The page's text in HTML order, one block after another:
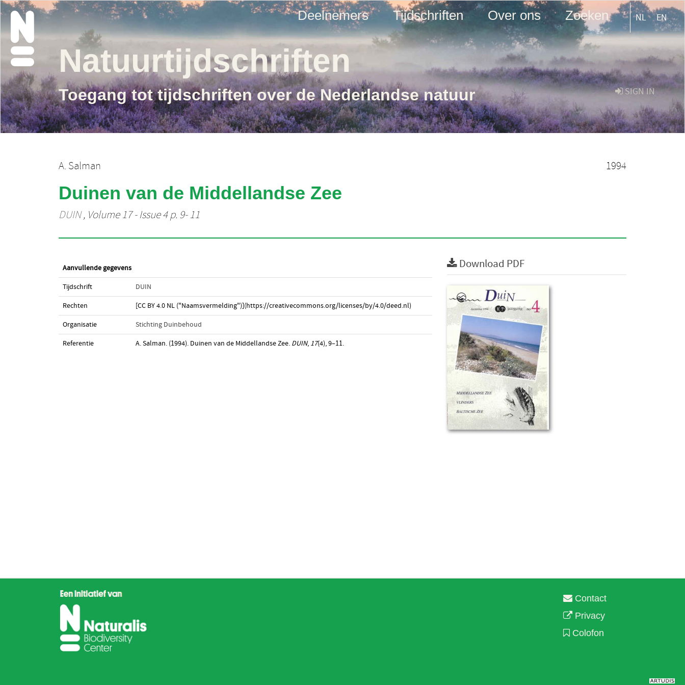
Deelnemers Tijdschriften Over ons Zoeken NL EN
SIGN IN
Natuurtijdschriften
Toegang tot tijdschriften over de Nederlandse natuur
A. Salman 1994
Duinen van de Middellandse Zee
DUIN, Volume 17 - Issue 4 p. 9- 11
Aanvullende gegevens
Tijdschrift DUIN
Rechten [CC BY 4.0 NL ("Naamsvermelding")](https://creativecommons.org/licenses/by/4.0/deed.nl)
Organisatie Stichting Duinbehoud
Referentie A. Salman. (1994). Duinen van de Middellandse Zee. DUIN, 17(4), 9–11.
Download PDF
Contact
Privacy
Colofon